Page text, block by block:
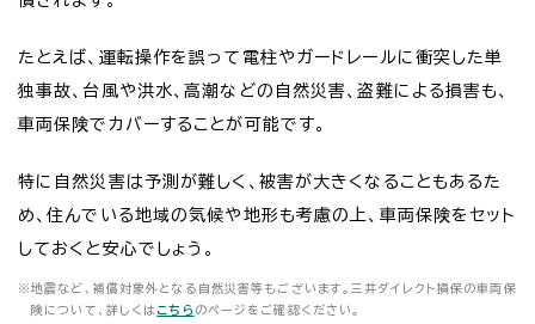
たとえば、運転操作を誤って電柱やガードレールに衝突した単
独事故、台風や洪水、高潮などの自然災害、盗難による損害も、
車両保険でカバーすることが可能です。
特に自然災害は予測が難しく、被害が大きくなることもあるた
め、住んでいる地域の気候や地形も考慮の上、車両保険をセット
しておくと安心でしょう。
※地震など、補償対象外となる自然災害等もございます。三井ダイレクト損保の車両保
険について、詳しくは こちら のページをご確認ください。